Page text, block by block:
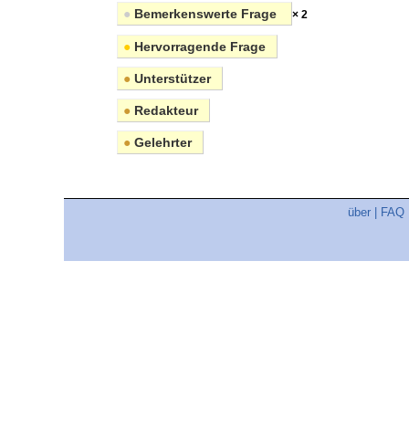
● Bemerkenswerte Frage × 2
● Hervorragende Frage
● Unterstützer
● Redakteur
● Gelehrter
über FAQ